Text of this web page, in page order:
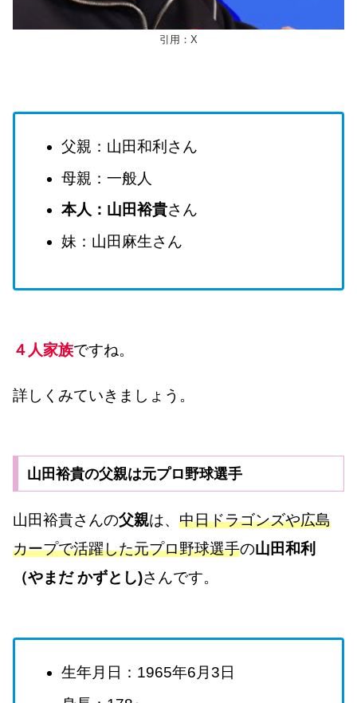
引用：X
父親：山田和利さん
母親：一般人
本人：山田裕貴さん
妹：山田麻生さん
４人家族ですね。
詳しくみていきましょう。
山田裕貴の父親は元プロ野球選手
山田裕貴さんの父親は、 中日ドラゴンズや広島
カープで活躍した元プロ野球選手の山田和利
（やまだ かずとし)さんです。
生年月日：1965年6月3日